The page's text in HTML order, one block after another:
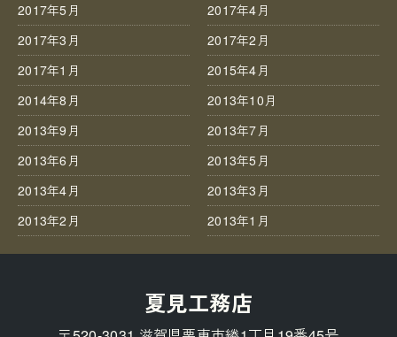
2017年5月
2017年4月
2017年3月
2017年2月
2017年1月
2015年4月
2014年8月
2013年10月
2013年9月
2013年7月
2013年6月
2013年5月
2013年4月
2013年3月
2013年2月
2013年1月
夏見工務店